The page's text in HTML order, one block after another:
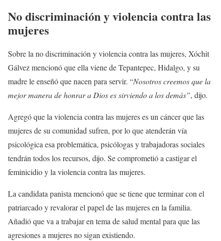
No discriminación y violencia contra las
mujeres
Sobre la no discriminación y violencia contra las mujeres, Xóchit
Gálvez mencionó que ella viene de Tepantepec, Hidalgo, y su
madre le enseñó que nacen para servir. “Nosotros creemos que la
mejor manera de honrar a Dios es sirviendo a los demás”, dijo.
Agregó que la violencia contra las mujeres es un cáncer que las
mujeres de su comunidad sufren, por lo que atenderán vía
psicológica esa problemática, psicólogas y trabajadoras sociales
tendrán todos los recursos, dijo. Se comprometió a castigar el
feminicidio y la violencia contra las mujeres.
La candidata panista mencionó que se tiene que terminar con el
patriarcado y revalorar el papel de las mujeres en la familia.
Añadió que va a trabajar en tema de salud mental para que las
agresiones a mujeres no sigan existiendo.